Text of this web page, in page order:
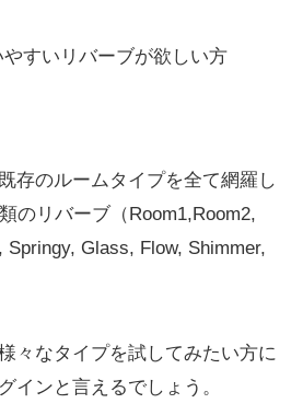
すいリバーブが欲しい方
存のルームタイプを全て網羅し
のリバーブ（Room1,Room2,
Springy, Glass, Flow, Shimmer,
々なタイプを試してみたい方に
インと言えるでしょう。